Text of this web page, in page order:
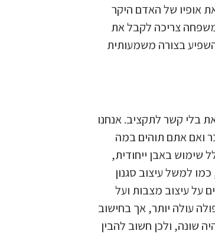
אופיו של האדם היקר
משפחה צריכה לקבל את
בצורה משמעותית
בלי קשר לתקציב. אנחנו
ואם אתם תוהים במה
שימוש באבן ייחודית,
למשל עיצוב סגנון
על עיצוב מצבות ועל
עולה יותר, אך בחישוב
שונה, ולכן חשוב להבין